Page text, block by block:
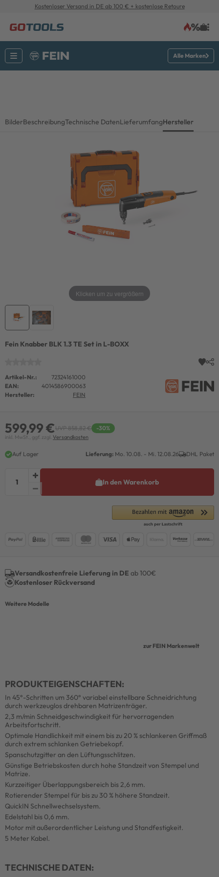
Kostenloser Versand in DE ab 100 € + kostenlose Retoure
Alle Marken
BilderBeschreibungTechnische DatenLieferumfangHersteller
Klicken um zu vergrößern
Fein Knabber BLK 1.3 TE Set in L-BOXX
Artikel-Nr.:
72324161000
EAN:
4014586900063
Hersteller:
FEIN
599,99 €UVP 858,82 € -30%
inkl. MwSt., ggf. zzgl. Versandkosten
Auf Lager Lieferung: Mo. 10.08. - Mi. 12.08.26 DHL Paket
In den Warenkorb
Versandkostenfreie Lieferung in DE ab 100€
Kostenloser Rückversand
Weitere Modelle
zur FEIN Markenwelt
PRODUKTEIGENSCHAFTEN:
In 45°-Schritten um 360° variabel einstellbare Schneidrichtung
durch werkzeuglos drehbaren Matrizenträger.
2,3 m/min Schneidgeschwindigkeit für hervorragenden
Arbeitsfortschritt.
Optimale Handlichkeit mit einem bis zu 20 % schlankeren Griffmaß
durch extrem schlanken Getriebekopf.
Spanschutzgitter an den Lüftungsschlitzen.
Günstige Betriebskosten durch hohe Standzeit von Stempel und
Matrize.
Kurzzeitiger Überlappungsbereich bis 2,6 mm.
Rotierender Stempel für bis zu 30 % höhere Standzeit.
QuickIN Schnellwechselsystem.
Edelstahl bis 0,6 mm.
Motor mit außerordentlicher Leistung und Standfestigkeit.
5 Meter Kabel.
TECHNISCHE DATEN: